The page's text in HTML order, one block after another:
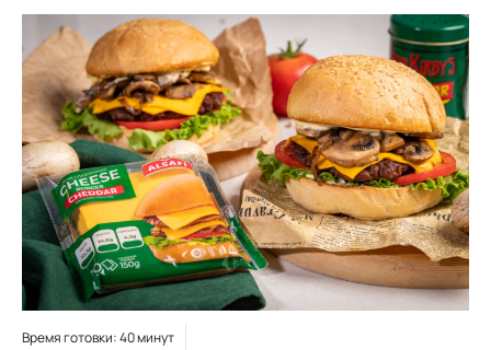
Время готовки: 40 минут